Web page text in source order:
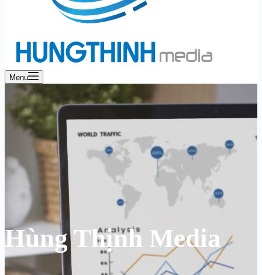
Menu
Hùng Thịnh Media